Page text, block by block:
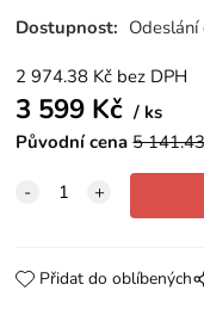
Dostupnost:
2 974.38 Kč bez DPH
3 599 Kč
ks
Původní cena 5
Přidat do oblíbených